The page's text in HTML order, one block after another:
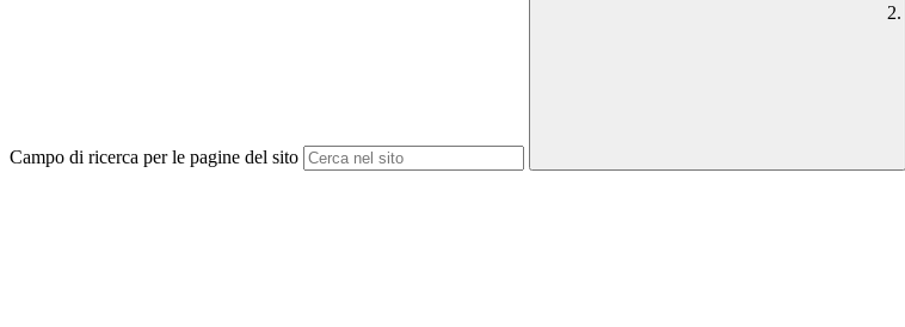
Campo di ricerca per le pagine del sito